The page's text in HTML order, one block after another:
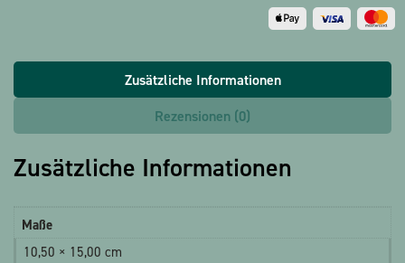
Zusätzliche Informationen
Rezensionen (0)
Zusätzliche Informationen
Maße
10,50 × 15,00 cm